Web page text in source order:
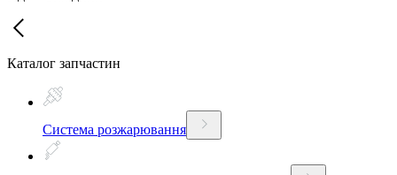
Каталог запчастин
Система розжарювання